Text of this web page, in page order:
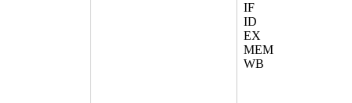
IF
ID
EX
MEM
WB